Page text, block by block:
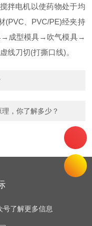
拌电机以使药物处于均
(PVC、PVC/PE)经夹持
→成型模具→吹气模具→
线刀切(打撕口线)。
，你了解多少？
号了解更多信息